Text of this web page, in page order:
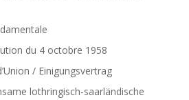
du 4 octobre 1958
/ Einigungsvertrag
lothringisch-saarländische